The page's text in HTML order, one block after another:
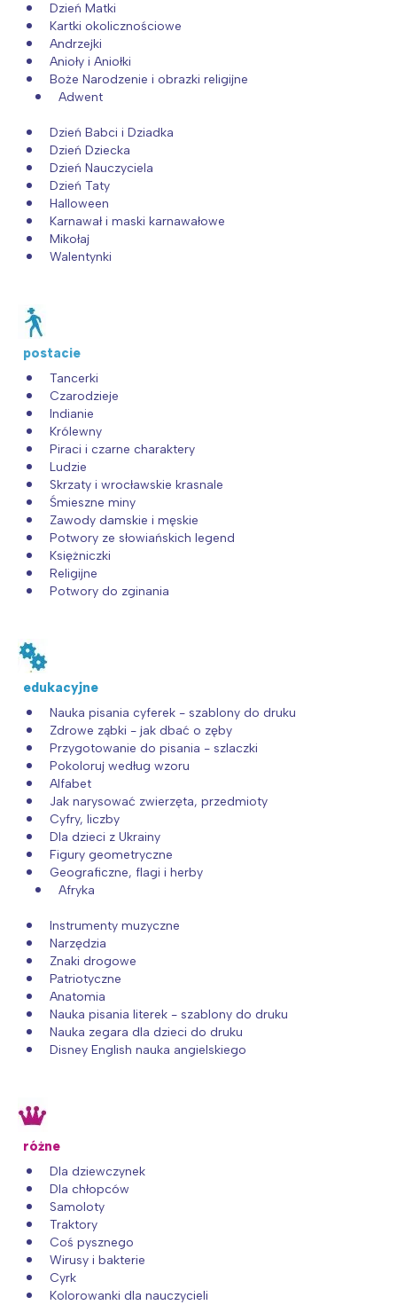
Dzień Matki
Kartki okolicznościowe
Andrzejki
Anioły i Aniołki
Boże Narodzenie i obrazki religijne
Adwent
Dzień Babci i Dziadka
Dzień Dziecka
Dzień Nauczyciela
Dzień Taty
Halloween
Karnawał i maski karnawałowe
Mikołaj
Walentynki
postacie
Tancerki
Czarodzieje
Indianie
Królewny
Piraci i czarne charaktery
Ludzie
Skrzaty i wrocławskie krasnale
Śmieszne miny
Zawody damskie i męskie
Potwory ze słowiańskich legend
Księżniczki
Religijne
Potwory do zginania
edukacyjne
Nauka pisania cyferek - szablony do druku
Zdrowe ząbki - jak dbać o zęby
Przygotowanie do pisania - szlaczki
Pokoloruj według wzoru
Alfabet
Jak narysować zwierzęta, przedmioty
Cyfry, liczby
Dla dzieci z Ukrainy
Figury geometryczne
Geograficzne, flagi i herby
Afryka
Instrumenty muzyczne
Narzędzia
Znaki drogowe
Patriotyczne
Anatomia
Nauka pisania literek - szablony do druku
Nauka zegara dla dzieci do druku
Disney English nauka angielskiego
różne
Dla dziewczynek
Dla chłopców
Samoloty
Traktory
Coś pysznego
Wirusy i bakterie
Cyrk
Kolorowanki dla nauczycieli